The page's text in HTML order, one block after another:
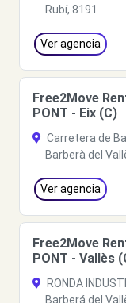
Rubí, 8191
Ver agencia
Free2Move
PONT - Eix (C)
Carretera de
Barberà del
Ver agencia
Free2Move
PONT - Vallès
RONDA
Barberá del